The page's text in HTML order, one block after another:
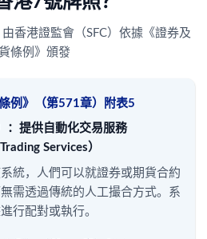
香港證監會（SFC）依據《證券及
條例》頒發
例》（第571章）附表5
：提供自動化交易服務
Services）
統，人們可以就證券或期貨合約
需透過傳統的人工撮合方式。系
行配對或執行。